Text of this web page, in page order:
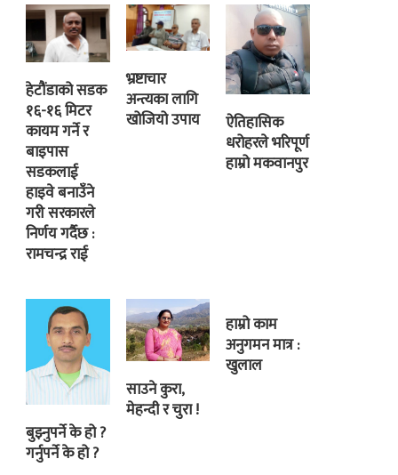
हेटौंडाको सडक
१६-१६ मिटर
कायम गर्ने र
बाइपास
सडकलाई
हाइवे बनाउँने
गरी सरकारले
निर्णय गर्दैछ :
रामचन्द्र राई
भ्रष्टाचार
अन्त्यका लागि
खोजियो उपाय
ऐतिहासिक
धरोहरले भरिपूर्ण
हाम्रो मकवानपुर
बुझ्नुपर्ने के हो ?
गर्नुपर्ने के हो ?
साउने कुरा,
मेहन्दी र चुरा !
हाम्रो काम
अनुगमन मात्र :
खुलाल